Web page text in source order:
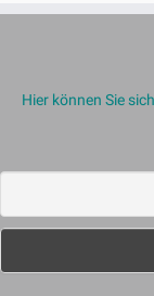
Hier können Sie